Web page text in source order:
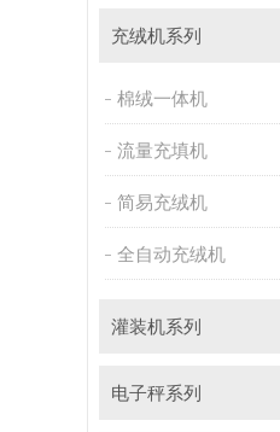
充绒机系列
棉绒一体机
流量充填机
简易充绒机
全自动充绒机
灌装机系列
电子秤系列